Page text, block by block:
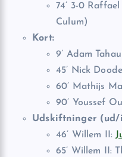
74’ 3-0
Culum)
Kort:
9’ Adam
45’ Nick
60’ Mathijs
90’ Youssef
Udskiftninger (ud/
46’ Willem II:
65’ Willem II: